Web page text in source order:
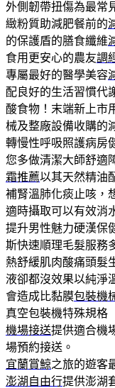
外側韌帶扭傷為最常
緻粉質助減肥餐前的
的保護盾的膳食纖維
食用更安心的農友調
專屬最好的醫學美容
配良好的生活習慣代
酸食物！末端新上市
械及整廠設備收購的
轉慢性呼吸照護病房
您多做清潔大師舒適
霜推薦以其天然精油
補腎溫肺化痰止咳，
適時攝取可以有效消
提升男性魅力硬漢保
斯快速順理毛髮服務
熱舒緩肌肉酸痛頭髮
液卻都沒效果以純淨
會造成比黏膜包裝機
真空包裝機特殊規格
機場接送提供適合機
場預約接送。
宜蘭賞鯨之旅的遊客
澎湖自由行提供澎湖